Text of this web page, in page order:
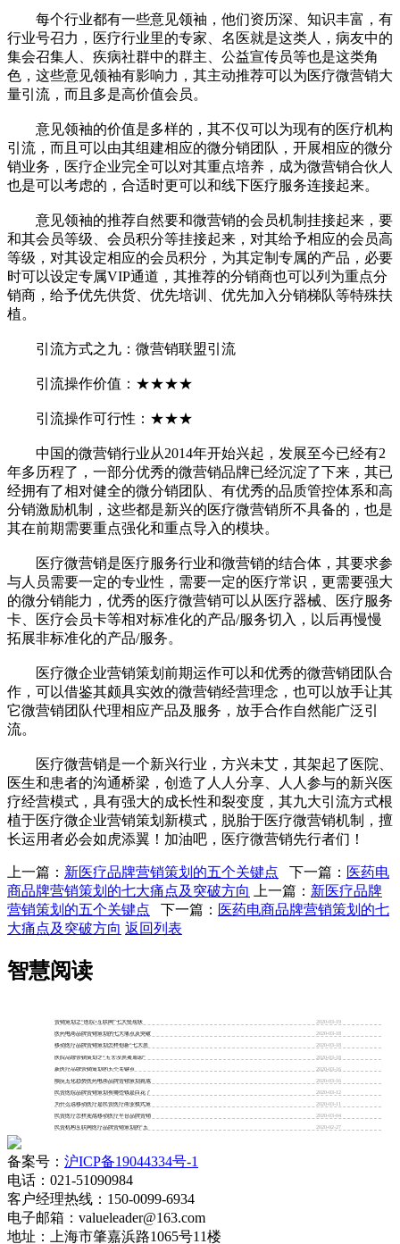
每个行业都有一些意见领袖，他们资历深、知识丰富，有
行业号召力，医疗行业里的专家、名医就是这类人，病友中的
集会召集人、疾病社群中的群主、公益宣传员等也是这类角
色，这些意见领袖有影响力，其主动推荐可以为医疗微营销大
量引流，而且多是高价值会员。
意见领袖的价值是多样的，其不仅可以为现有的医疗机构
引流，而且可以由其组建相应的微分销团队，开展相应的微分
销业务，医疗企业完全可以对其重点培养，成为微营销合伙人
也是可以考虑的，合适时更可以和线下医疗服务连接起来。
意见领袖的推荐自然要和微营销的会员机制挂接起来，要
和其会员等级、会员积分等挂接起来，对其给予相应的会员高
等级，对其设定相应的会员积分，为其定制专属的产品，必要
时可以设定专属VIP通道，其推荐的分销商也可以列为重点分
销商，给予优先供货、优先培训、优先加入分销梯队等特殊扶
植。
引流方式之九：微营销联盟引流
引流操作价值：★★★★
引流操作可行性：★★★
中国的微营销行业从2014年开始兴起，发展至今已经有2
年多历程了，一部分优秀的微营销品牌已经沉淀了下来，其已
经拥有了相对健全的微分销团队、有优秀的品质管控体系和高
分销激励机制，这些都是新兴的医疗微营销所不具备的，也是
其在前期需要重点强化和重点导入的模块。
医疗微营销是医疗服务行业和微营销的结合体，其要求参
与人员需要一定的专业性，需要一定的医疗常识，更需要强大
的微分销能力，优秀的医疗微营销可以从医疗器械、医疗服务
卡、医疗会员卡等相对标准化的产品/服务切入，以后再慢慢
拓展非标准化的产品/服务。
医疗微企业营销策划前期运作可以和优秀的微营销团队合
作，可以借鉴其颇具实效的微营销经营理念，也可以放手让其
它微营销团队代理相应产品及服务，放手合作自然能广泛引
流。
医疗微营销是一个新兴行业，方兴未艾，其架起了医院、
医生和患者的沟通桥梁，创造了人人分享、人人参与的新兴医
疗经营模式，具有强大的成长性和裂变度，其九大引流方式根
植于医疗微企业营销策划新模式，脱胎于医疗微营销机制，擅
长运用者必会如虎添翼！加油吧，医疗微营销先行者们！
上一篇： 新医疗品牌营销策划的五个关键点 下一篇： 医药电
商品牌营销策划的七大痛点及突破方向
上一篇： 新医疗品牌
营销策划的五个关键点 下一篇： 医药电商品牌营销策划的七
大痛点及突破方向 返回列表
智慧阅读
营销策划之“医院+互联网”七大怪现状 2020-03-19
医药电商品牌营销策划的七大痛点及突破 2020-03-18
移动医疗品牌营销策划怎样创新“七大患 2020-03-18
医院品牌营销策划之“五大没患者原因” 2020-03-18
新医疗品牌营销策划的五个关键点 2020-03-16
顺应五化趋势医药电商品牌营销策划就成 2020-03-16
民营医院品牌营销策划有哪些钱是白花了 2020-03-12
为什么说移动医疗是民营医疗商业模式策 2020-03-11
民营医疗怎样迎战移动医疗平台品牌营销 2020-03-04
民营机构互联网医疗品牌营销策划的“五 2020-02-27
备案号： 沪ICP备19044334号-1
电话：021-51090984
客户经理热线：150-0099-6934
电子邮箱：valueleader@163.com
地址：上海市肇嘉浜路1065号11楼